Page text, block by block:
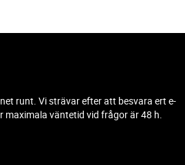
runt. Vi strävar efter att besvara ert e-
väntetid vid frågor är 48 h.